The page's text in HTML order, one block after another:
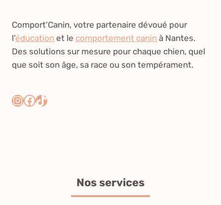
Comport'Canin, votre partenaire dévoué pour
l'éducation et le comportement canin à Nantes.
Des solutions sur mesure pour chaque chien, quel
que soit son âge, sa race ou son tempérament.
Instagram
Facebook
TikTok
Nos services